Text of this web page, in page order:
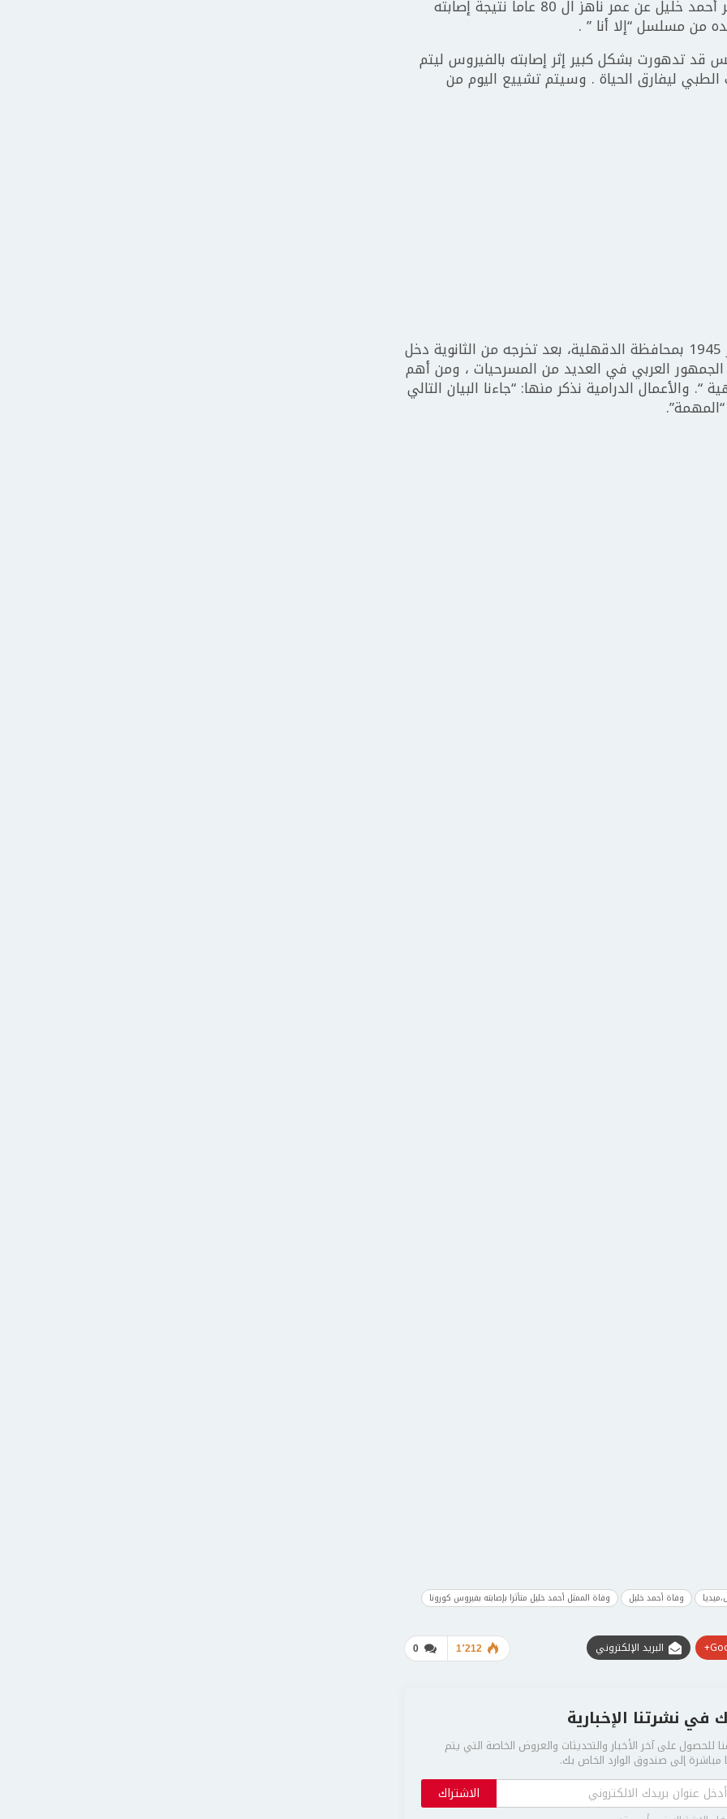
غيب الموت صباح اليوم الفنان المصري القدير أحمد خليل عن عمر ناهز ال 80 عاما نتيجة إصابته
من مسلسل “إلا أنا ” .
قد تدهورت بشكل كبير إثر إصابته بالفيروس ليتم
ليفارق الحياة . وسيتم تشييع اليوم من
يذكر أن الفنان أحمد خليل من موالد 15 يناير 1945 بمحافظة الدقهلية، بعد تخرجه من الثانوية دخل
وتخرج في العام 1965 عرفه الجمهور العربي في العديد من المسرحيات ، ومن أهم
والأعمال الدرامية نذكر منها: “جاءنا البيان التالي
“المهمة”.
وفاة أحمد خليل وفاة الممثل أحمد خليل متأثرا بإصابته بفيروس كورونا
0 1٬212 البريد الإلكتروني
في نشرتنا الإخبارية
للحصول على آخر الأخبار والتحديثات والعروض الخاصة التي يتم
إلى صندوق الوارد الخاص بك.
الاشتراك